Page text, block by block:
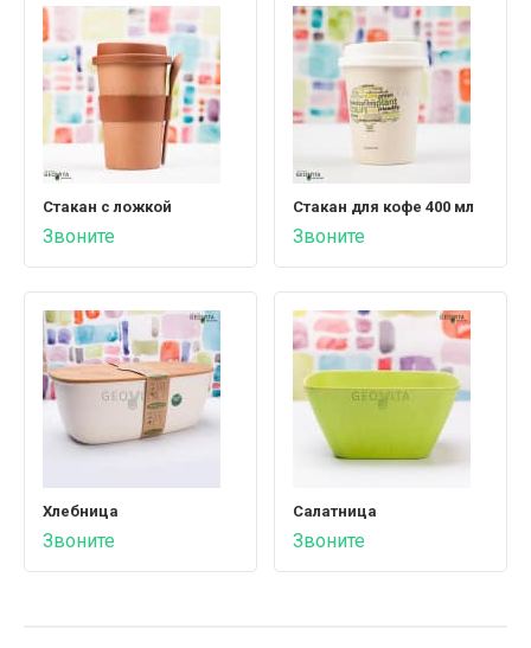
Стакан с ложкой
Звоните
Стакан для кофе 400 мл
Звоните
Хлебница
Звоните
Салатница
Звоните